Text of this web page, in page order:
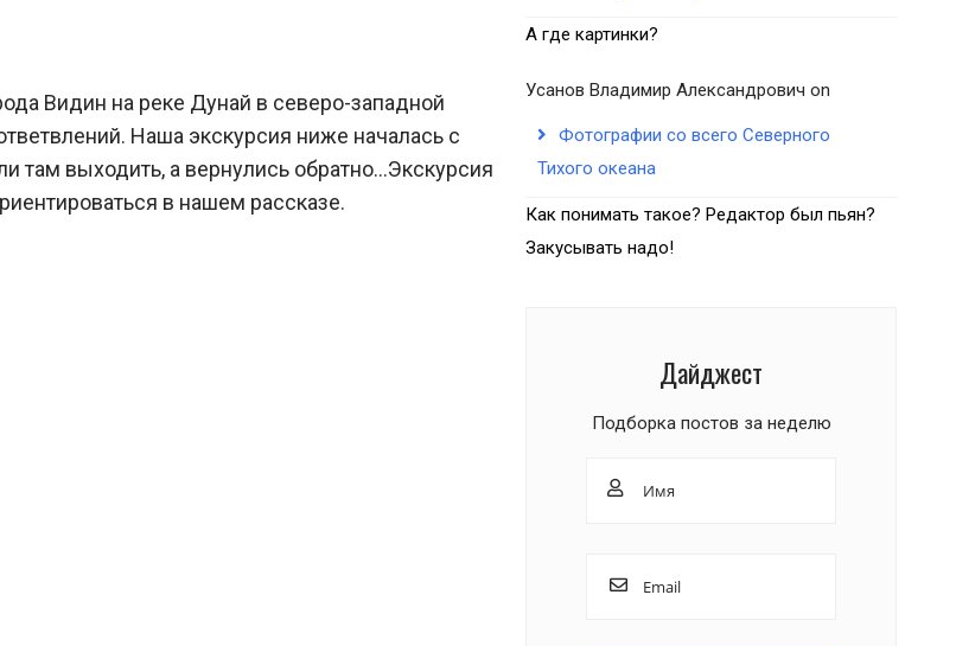
А где картинки?
Усанов Владимир Александрович on
Фотографии со всего Северного
Тихого океана
Как понимать такое? Редактор был пьян?
Закусывать надо!
Дайджест
Подборка постов за неделю
Видин на реке Дунай в северо-западной
Наша экскурсия ниже началась с
там выходить, а вернулись обратно…Экскурсия
в нашем рассказе.